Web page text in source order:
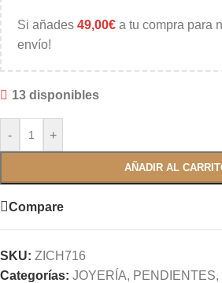
Si añades 49,00€ a tu compra para
envío!
13 disponibles
- +
AÑADIR AL
Compare
SKU: ZICH716
Categorías: JOYERÍA, PENDIENTES,